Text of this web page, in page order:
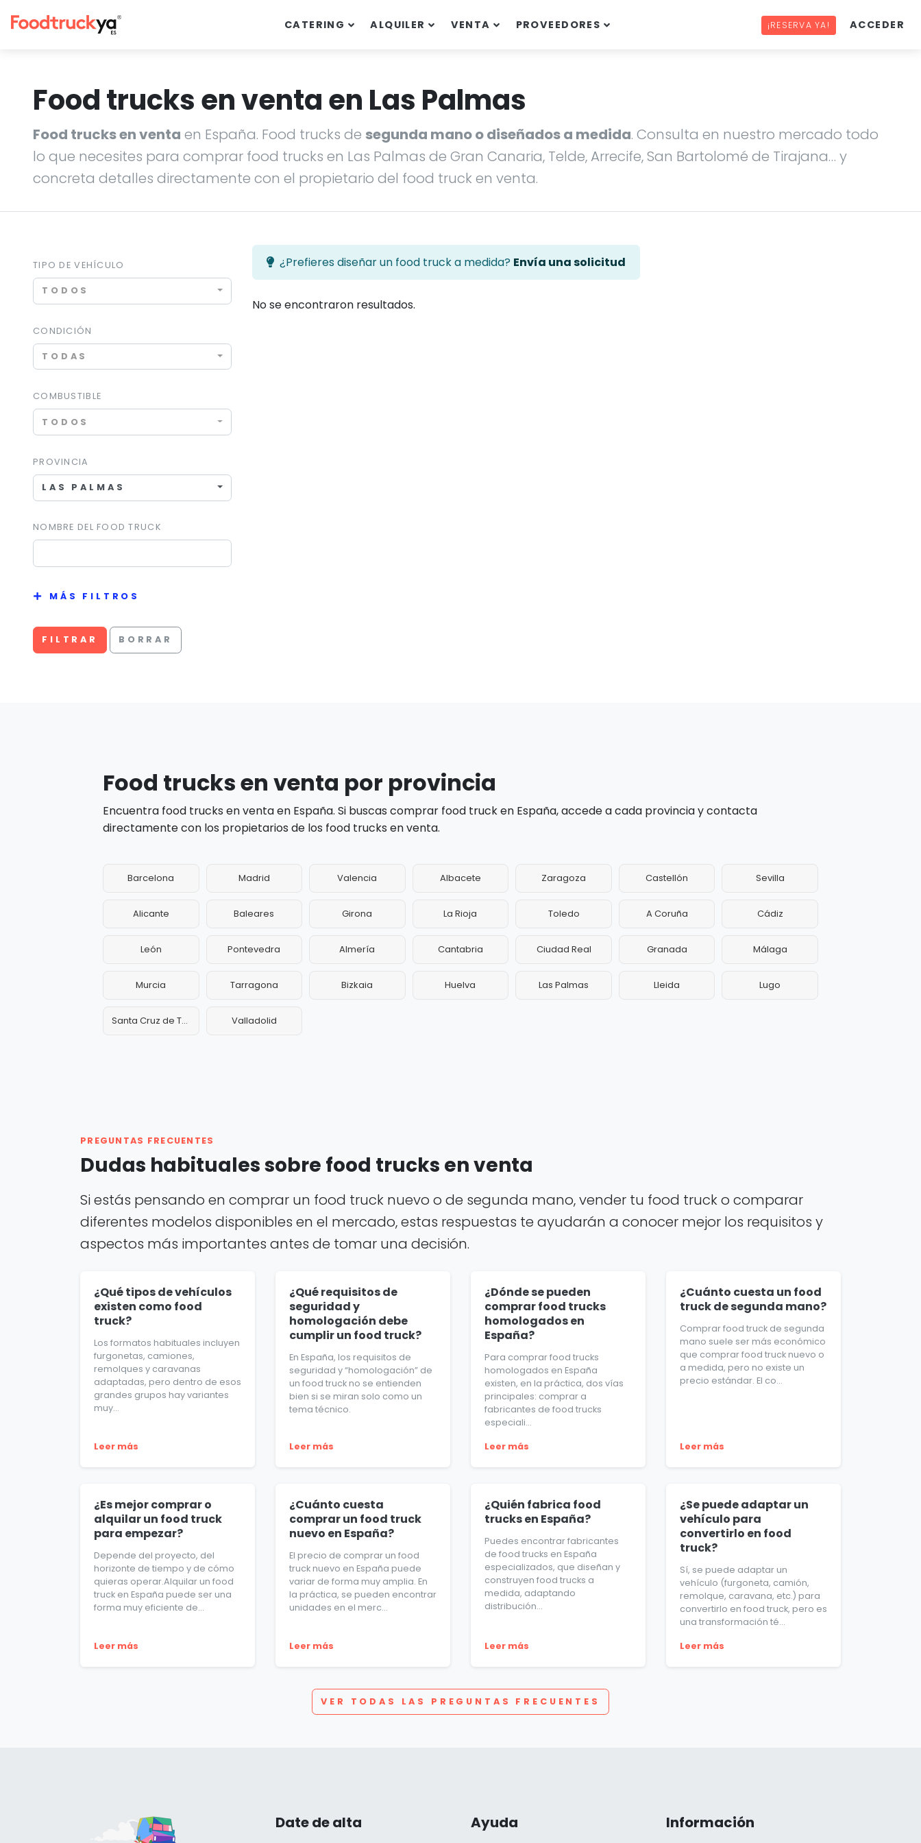
CATERING ALQUILER VENTA PROVEEDORES ¡RESERVA YA! ACCEDER
Food trucks en venta en Las Palmas
Food trucks en venta en España. Food trucks de segunda mano o diseñados a medida. Consulta en nuestro mercado todo
lo que necesites para comprar food trucks en Las Palmas de Gran Canaria, Telde, Arrecife, San Bartolomé de Tirajana… y
concreta detalles directamente con el propietario del food truck en venta.
TIPO DE VEHÍCULO
TODOS
CONDICIÓN
TODAS
COMBUSTIBLE
TODOS
PROVINCIA
LAS PALMAS
NOMBRE DEL FOOD TRUCK
MÁS FILTROS
FILTRAR BORRAR
¿Prefieres diseñar un food truck a medida? Envía una solicitud
No se encontraron resultados.
Food trucks en venta por provincia
Encuentra food trucks en venta en España. Si buscas comprar food truck en España, accede a cada provincia y contacta
directamente con los propietarios de los food trucks en venta.
Barcelona Madrid Valencia Albacete Zaragoza Castellón Sevilla
Alicante Baleares Girona La Rioja Toledo A Coruña Cádiz
León Pontevedra Almería Cantabria Ciudad Real Granada Málaga
Murcia Tarragona Bizkaia Huelva Las Palmas Lleida Lugo
Santa Cruz de Tenerife Valladolid
PREGUNTAS FRECUENTES
Dudas habituales sobre food trucks en venta
Si estás pensando en comprar un food truck nuevo o de segunda mano, vender tu food truck o comparar
diferentes modelos disponibles en el mercado, estas respuestas te ayudarán a conocer mejor los requisitos y
aspectos más importantes antes de tomar una decisión.
¿Qué tipos de vehículos
existen como food
truck?
Los formatos habituales incluyen
furgonetas, camiones,
remolques y caravanas
adaptadas, pero dentro de esos
grandes grupos hay variantes
muy...
Leer más
¿Qué requisitos de
seguridad y
homologación debe
cumplir un food truck?
En España, los requisitos de
seguridad y “homologación” de
un food truck no se entienden
bien si se miran solo como un
tema técnico.
Leer más
¿Dónde se pueden
comprar food trucks
homologados en
España?
Para comprar food trucks
homologados en España
existen, en la práctica, dos vías
principales: comprar a
fabricantes de food trucks
especiali...
Leer más
¿Cuánto cuesta un food
truck de segunda mano?
Comprar food truck de segunda
mano suele ser más económico
que comprar food truck nuevo o
a medida, pero no existe un
precio estándar. El co...
Leer más
¿Es mejor comprar o
alquilar un food truck
para empezar?
Depende del proyecto, del
horizonte de tiempo y de cómo
quieras operar.Alquilar un food
truck en España puede ser una
forma muy eficiente de...
Leer más
¿Cuánto cuesta
comprar un food truck
nuevo en España?
El precio de comprar un food
truck nuevo en España puede
variar de forma muy amplia. En
la práctica, se pueden encontrar
unidades en el merc...
Leer más
¿Quién fabrica food
trucks en España?
Puedes encontrar fabricantes
de food trucks en España
especializados, que diseñan y
construyen food trucks a
medida, adaptando
distribución...
Leer más
¿Se puede adaptar un
vehículo para
convertirlo en food
truck?
Sí, se puede adaptar un
vehículo (furgoneta, camión,
remolque, caravana, etc.) para
convertirlo en food truck, pero es
una transformación té...
Leer más
VER TODAS LAS PREGUNTAS FRECUENTES
Date de alta Ayuda Información